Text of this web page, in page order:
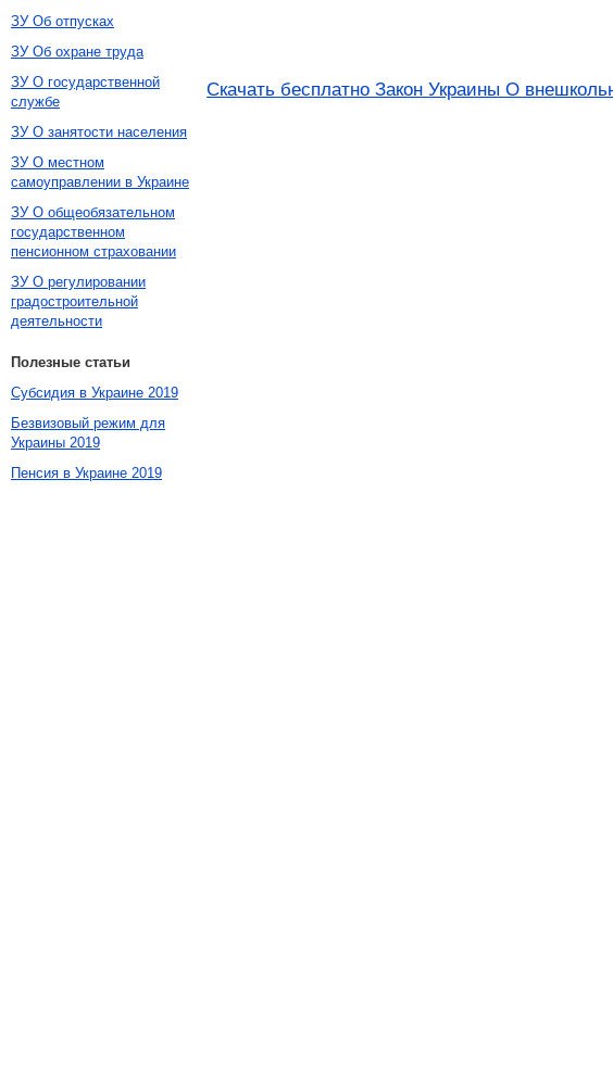
Скачать бесплатно Закон Украины О
ЗУ Об отпусках
ЗУ Об охране труда
ЗУ О государственной
службе
ЗУ О занятости населения
ЗУ О местном
самоуправлении в Украине
ЗУ О общеобязательном
государственном
пенсионном страховании
ЗУ О регулировании
градостроительной
деятельности
Полезные статьи
Субсидия в Украине 2019
Безвизовый режим для
Украины 2019
Пенсия в Украине 2019